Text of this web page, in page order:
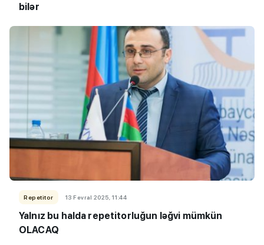
bilər
Repetitor 13 Fevral 2025, 11:44
Yalnız bu halda repetitorluğun ləğvi mümkün
OLACAQ